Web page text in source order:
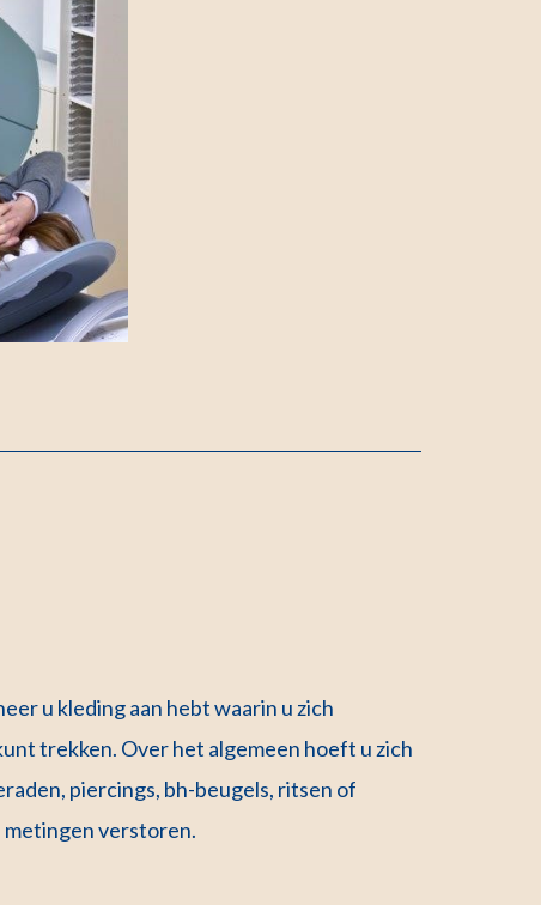
u kleding aan hebt waarin u zich
trekken. Over het algemeen hoeft u zich
piercings, bh-beugels, ritsen of
metingen verstoren.